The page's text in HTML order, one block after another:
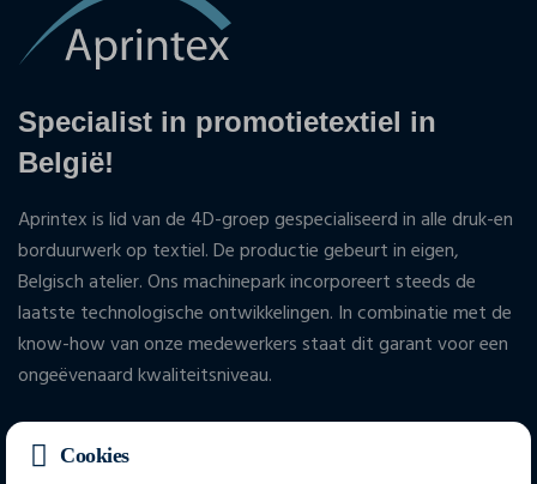
Specialist in promotietextiel in
België!
Aprintex is lid van de 4D-groep gespecialiseerd in alle druk-en
borduurwerk op textiel. De productie gebeurt in eigen,
Belgisch atelier. Ons machinepark incorporeert steeds de
laatste technologische ontwikkelingen. In combinatie met de
know-how van onze medewerkers staat dit garant voor een
ongeëvenaard kwaliteitsniveau.
Cookies